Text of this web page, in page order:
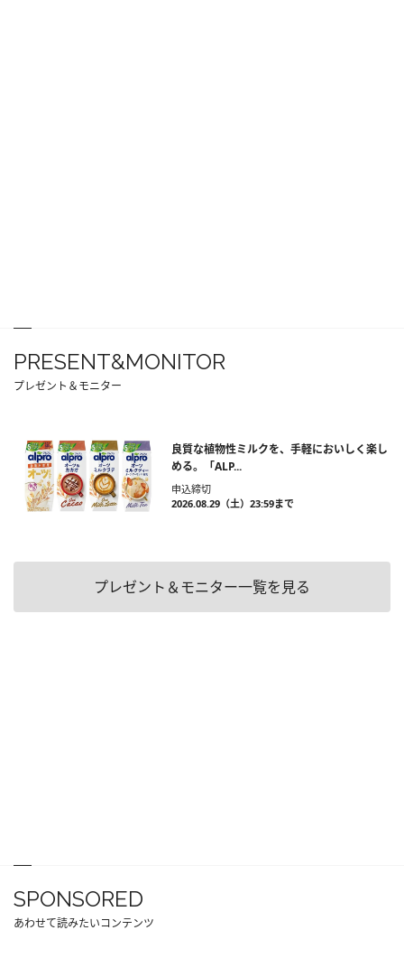
PRESENT&MONITOR
プレゼント＆モニター
良質な植物性ミルクを、手軽においしく楽し
める。「ALP...
申込締切
2026.08.29（土）23:59まで
プレゼント＆モニター一覧を見る
SPONSORED
あわせて読みたいコンテンツ